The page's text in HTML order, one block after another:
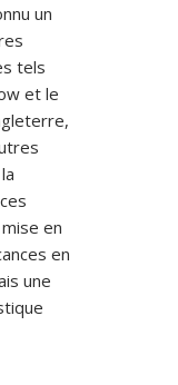
un
tels
et le
en
en
une